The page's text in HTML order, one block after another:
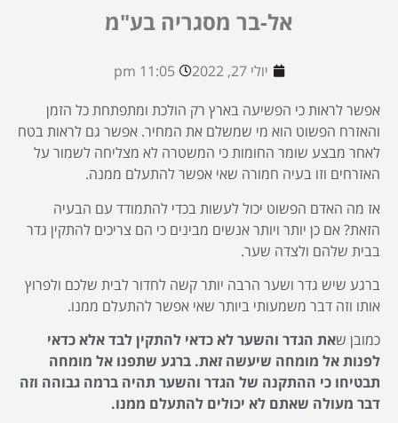
אל-בר מסגריה בע"מ
יולי 27, 2022
11:05 pm
אפשר לראות כי הפשיעה בארץ רק הולכת ומתפתחת כל הזמן
והאזרח הפשוט הוא מי שמשלם את המחיר. אפשר גם לראות בטח
לאחר מבצע שומר החומות כי המשטרה לא מצליחה לשמור על
האזרחים וזו בעיה חמורה שאי אפשר להתעלם ממנה.
אז מה האדם הפשוט יכול לעשות בכדי להתמודד עם הבעיה
הזאת? אם כן יותר ויותר אנשים מבינים כי הם צריכים להתקין גדר
בבית שלהם ולצדה שער.
ברגע שיש גדר ושער הרבה יותר קשה לחדור לבית שלכם ולפרוץ
אותו וזה דבר משמעותי ביותר שאי אפשר להתעלם ממנו.
כמובן שאת הגדר והשער לא כדאי להתקין לבד אלא כדאי
לפנות אל מומחה שיעשה זאת. ברגע שתפנו אל מומחה
תבטיחו כי ההתקנה של הגדר והשער תהיה ברמה גבוהה וזה
דבר מעולה שאתם לא יכולים להתעלם ממנו.